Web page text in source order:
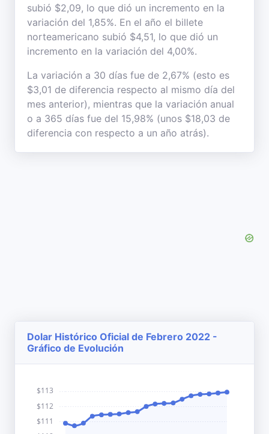
subió $2,09, lo que dió un incremento en la
variación del 1,85%. En el año el billete
norteamericano subió $4,51, lo que dió un
incremento en la variación del 4,00%.
La variación a 30 días fue de 2,67% (esto es
$3,01 de diferencia respecto al mismo día del
mes anterior), mientras que la variación anual
o a 365 días fue del 15,98% (unos $18,03 de
diferencia con respecto a un año atrás).
Dolar Histórico Oficial de Febrero 2022 -
Gráfico de Evolución